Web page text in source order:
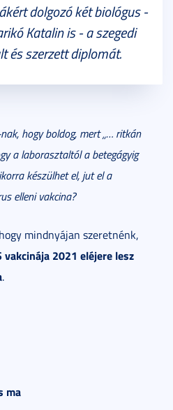
dolgozó két biológus -
Katalin is - a szegedi
és szerzett diplomát.
hogy boldog, mert „… ritkán
a laborasztaltól a betegágyig
készülhet el, jut el a
elleni vakcina?
mindnyájan szeretnénk,
vakcinája 2021 eléjere lesz
.
ma